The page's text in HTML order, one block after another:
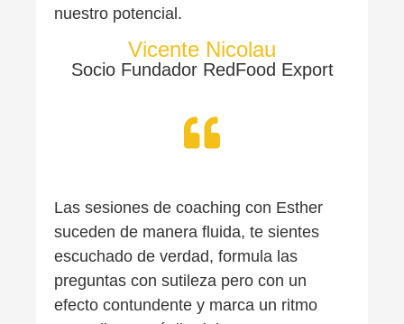
nuestro potencial.
Vicente Nicolau
Socio Fundador RedFood Export
Las sesiones de coaching con Esther
suceden de manera fluida, te sientes
escuchado de verdad, formula las
preguntas con sutileza pero con un
efecto contundente y marca un ritmo